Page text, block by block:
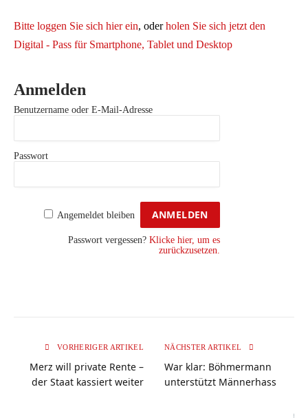
Bitte loggen Sie sich hier ein, oderholen Sie sich jetzt den
Digital - Pass für Smartphone, Tablet und Desktop
Anmelden
Benutzername oder E-Mail-Adresse
Passwort
Angemeldet bleiben
Passwort vergessen? Klicke hier, um es
zurückzusetzen.
VORHERIGER ARTIKEL
Merz will private Rente –
der Staat kassiert weiter
NÄCHSTER ARTIKEL
War klar: Böhmermann
unterstützt Männerhass